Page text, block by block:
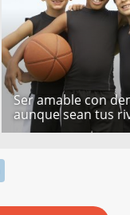
Ser amable con
aunque sean tus